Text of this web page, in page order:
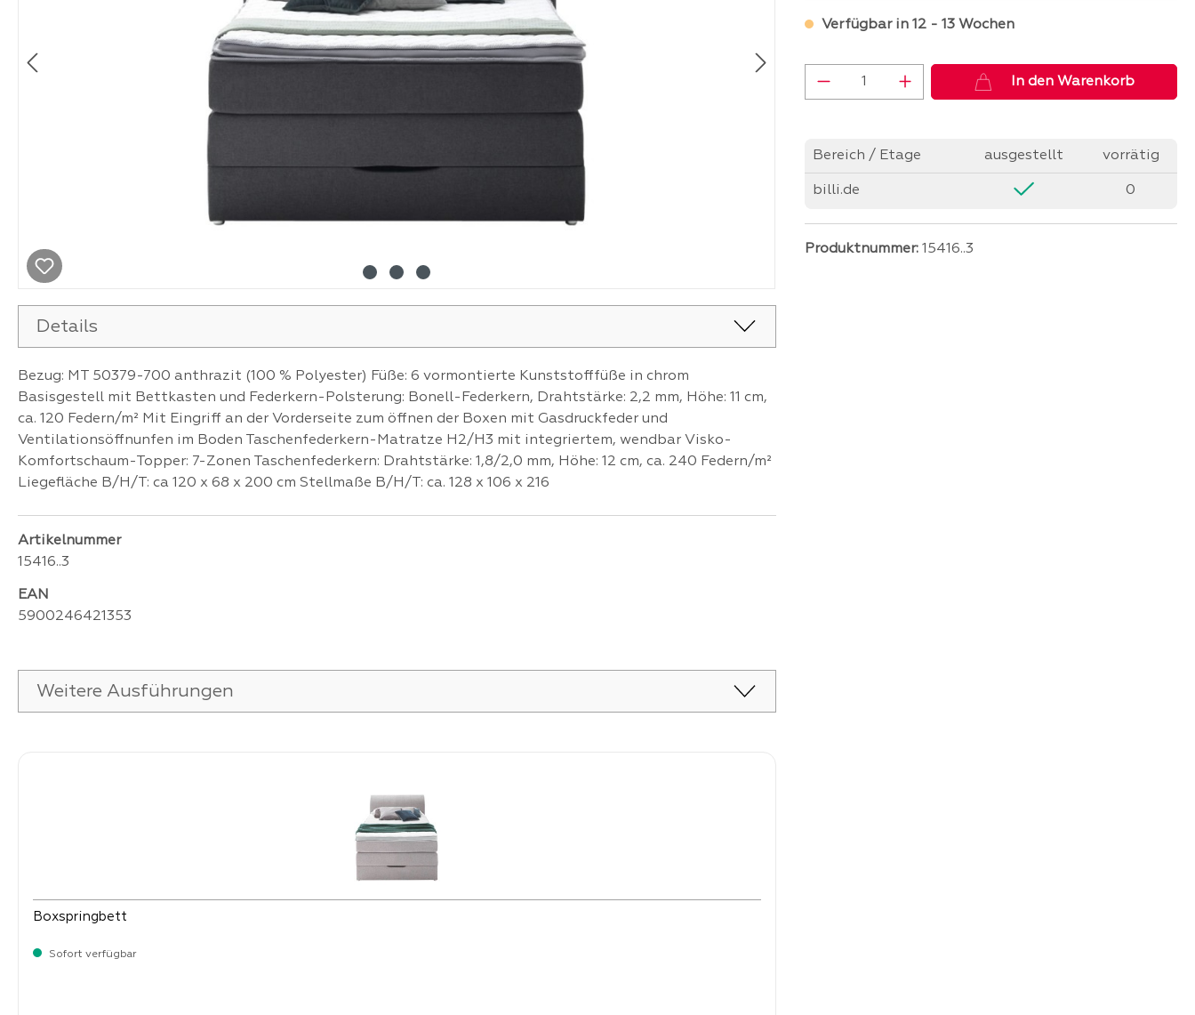
Verfügbar in 12 - 13 Wochen
Produkt Anzahl: Gib denIn den Warenkorb
Bereich / Etage ausgestellt vorrätig
billi.de 0
Produktnummer: 15416..3
Details
Bezug: MT 50379-700 anthrazit (100 % Polyester) Füße: 6 vormontierte Kunststofffüße in chrom
Basisgestell mit Bettkasten und Federkern-Polsterung: Bonell-Federkern, Drahtstärke: 2,2 mm, Höhe: 11 cm,
ca. 120 Federn/m² Mit Eingriff an der Vorderseite zum öffnen der Boxen mit Gasdruckfeder und
Ventilationsöffnunfen im Boden Taschenfederkern-Matratze H2/H3 mit integriertem, wendbar Visko-
Komfortschaum-Topper: 7-Zonen Taschenfederkern: Drahtstärke: 1,8/2,0 mm, Höhe: 12 cm, ca. 240 Federn/m²
Liegefläche B/H/T: ca 120 x 68 x 200 cm Stellmaße B/H/T: ca. 128 x 106 x 216
Artikelnummer
15416..3
EAN
5900246421353
Weitere Ausführungen
Boxspringbett
Sofort verfügbar